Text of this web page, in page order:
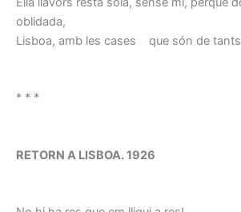
oblidada,
Lisboa, amb les cases que són de
* * *
RETORN A LISBOA. 1926